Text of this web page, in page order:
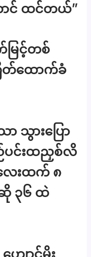
ထင်တယ်”
မြင့်တစ်
ထောက်ခံ
သွားပြော
င်းထညှစ်လိ
ေးထက် ၈
၃၆ ထဲ
ောင့်မိုး